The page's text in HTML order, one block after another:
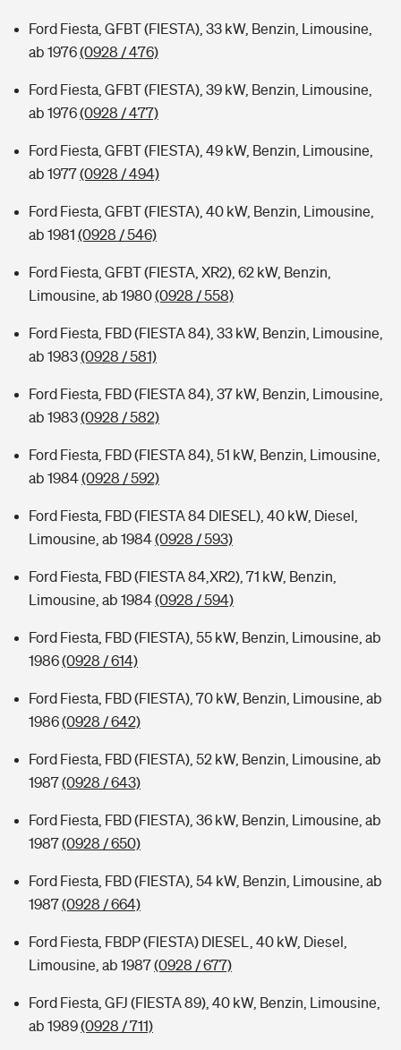
Sie haben Fragen?
Zur Übersicht
Tools
Kinderunfall-Check: Mehr Sicherheit für deine Kids
Sie haben Fragen?
Ford Fiesta, GFBT (FIESTA), 33 kW, Benzin, Limousine,
ab 1976(0928 / 476)
Ford Fiesta, GFBT (FIESTA), 39 kW, Benzin, Limousine,
ab 1976(0928 / 477)
Ford Fiesta, GFBT (FIESTA), 49 kW, Benzin, Limousine,
ab 1977(0928 / 494)
Ford Fiesta, GFBT (FIESTA), 40 kW, Benzin, Limousine,
ab 1981 (0928 / 546)
Ford Fiesta, GFBT (FIESTA, XR2), 62 kW, Benzin,
Limousine, ab 1980(0928 / 558)
Ford Fiesta, FBD (FIESTA 84), 33 kW, Benzin, Limousine,
ab 1983(0928 / 581)
Ford Fiesta, FBD (FIESTA 84), 37 kW, Benzin, Limousine,
ab 1983(0928 / 582)
Ford Fiesta, FBD (FIESTA 84), 51 kW, Benzin, Limousine,
ab 1984(0928 / 592)
Ford Fiesta, FBD (FIESTA 84 DIESEL), 40 kW, Diesel,
Limousine, ab 1984(0928 / 593)
Ford Fiesta, FBD (FIESTA 84,XR2), 71 kW, Benzin,
Limousine, ab 1984(0928 / 594)
Ford Fiesta, FBD (FIESTA), 55 kW, Benzin, Limousine, ab
1986(0928 / 614)
Ford Fiesta, FBD (FIESTA), 70 kW, Benzin, Limousine, ab
1986(0928 / 642)
Ford Fiesta, FBD (FIESTA), 52 kW, Benzin, Limousine, ab
1987(0928 / 643)
Ford Fiesta, FBD (FIESTA), 36 kW, Benzin, Limousine, ab
1987(0928 / 650)
Ford Fiesta, FBD (FIESTA), 54 kW, Benzin, Limousine, ab
1987(0928 / 664)
Ford Fiesta, FBDP (FIESTA) DIESEL, 40 kW, Diesel,
Limousine, ab 1987(0928 / 677)
Ford Fiesta, GFJ (FIESTA 89), 40 kW, Benzin, Limousine,
ab 1989(0928 / 711)